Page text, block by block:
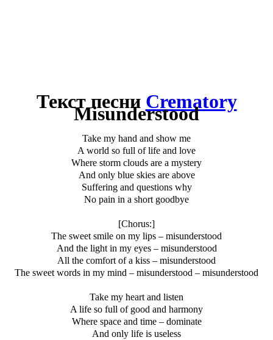
Текст песни Crematory
Misunderstood
Take my hand and show me
A world so full of life and love
Where storm clouds are a mystery
And only blue skies are above
Suffering and questions why
No pain in a short goodbye
[Chorus:]
The sweet smile on my lips – misunderstood
And the light in my eyes – misunderstood
All the comfort of a kiss – misunderstood
The sweet words in my mind – misunderstood – misunderstood
Take my heart and listen
A life so full of good and harmony
Where space and time – dominate
And only life is useless